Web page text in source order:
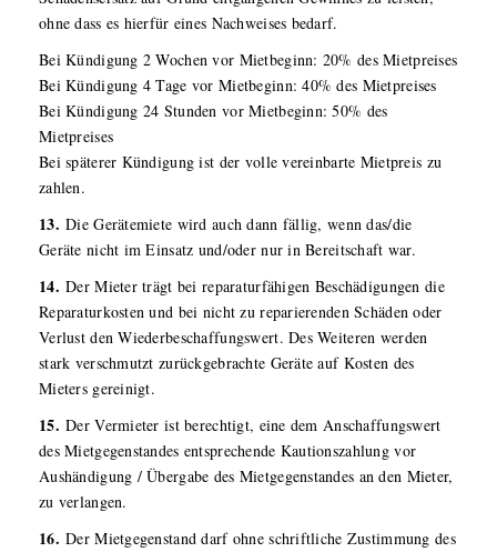
ohne dass es hierfür eines Nachweises bedarf.
Bei Kündigung 2 Wochen vor Mietbeginn: 20% des Mietpreises
Bei Kündigung 4 Tage vor Mietbeginn: 40% des Mietpreises
Bei Kündigung 24 Stunden vor Mietbeginn: 50% des
Mietpreises
Bei späterer Kündigung ist der volle vereinbarte Mietpreis zu
zahlen.
13.Die Gerätemiete wird auch dann fällig, wenn das/die
Geräte nicht im Einsatz und/oder nur in Bereitschaft war.
14.Der Mieter trägt bei reparaturfähigen Beschädigungen die
Reparaturkosten und bei nicht zu reparierenden Schäden oder
Verlust den Wiederbeschaffungswert. Des Weiteren werden
stark verschmutzt zurückgebrachte Geräte auf Kosten des
Mieters gereinigt.
15.Der Vermieter ist berechtigt, eine dem Anschaffungswert
des Mietgegenstandes entsprechende Kautionszahlung vor
Aushändigung / Übergabe des Mietgegenstandes an den Mieter,
zu verlangen.
16.Der Mietgegenstand darf ohne schriftliche Zustimmung des